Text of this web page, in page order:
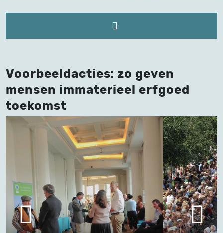
Voorbeeldacties: zo geven
mensen immaterieel erfgoed
toekomst